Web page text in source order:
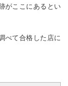
がここにあるとい
べて合格した店に